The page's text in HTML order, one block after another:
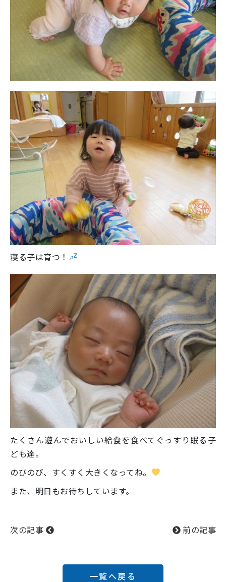
寝る子は育つ！
たくさん遊んでおいしい給食を食べてぐっすり眠る子
ども達。
のびのび、すくすく大きくなってね。
また、明日もお待ちしています。
次の記事 前の記事
一覧へ戻る